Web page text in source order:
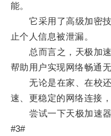
能。
它采用了高级加密技
止个人信息被泄漏。
总而言之，天极加速
帮助用户实现网络畅通无
无论是在家、在校还
速、更稳定的网络连接
尝试一下天极加速器
#3#